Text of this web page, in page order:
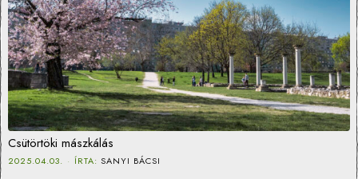
Csütörtöki mászkálás
2025.04.03. ÍRTA: SANYI BÁCSI